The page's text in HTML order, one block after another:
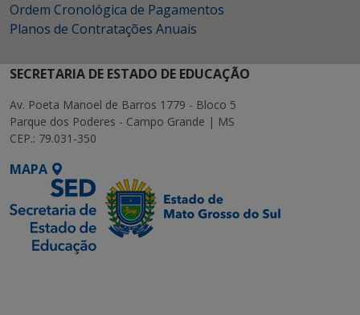
Ordem Cronológica de Pagamentos
Planos de Contratações Anuais
SECRETARIA DE ESTADO DE EDUCAÇÃO
Av. Poeta Manoel de Barros 1779 - Bloco 5
Parque dos Poderes - Campo Grande | MS
CEP.: 79.031-350
MAPA